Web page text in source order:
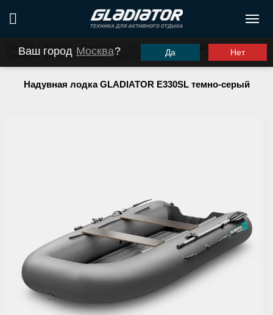
Ваш город Москва? Да Нет
Главная / Каталог Лодки ПВХ Надувное дно НДНД
Серия Air Sport
/ Надувная лодка GLADIATOR E330SL темно-серый
Надувная лодка GLADIATOR E330SL темно-серый